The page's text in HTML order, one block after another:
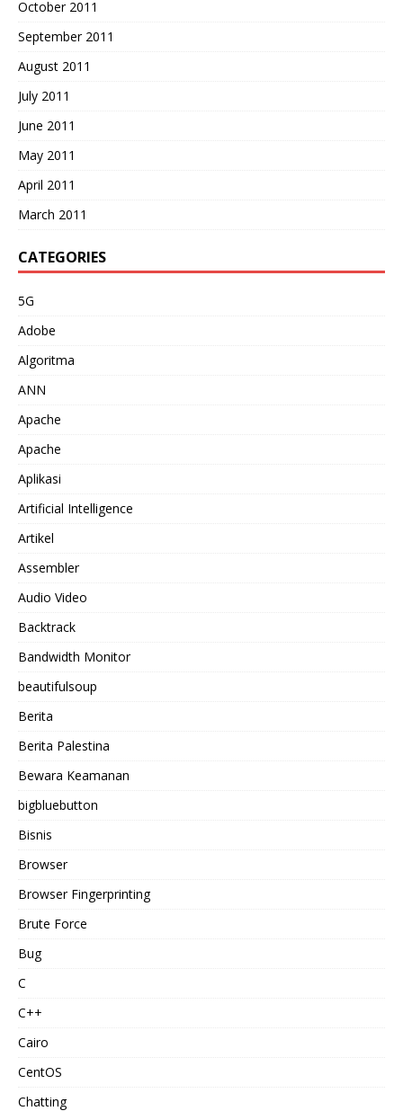
October 2011
September 2011
August 2011
July 2011
June 2011
May 2011
April 2011
March 2011
CATEGORIES
5G
Adobe
Algoritma
ANN
Apache
Apache
Aplikasi
Artificial Intelligence
Artikel
Assembler
Audio Video
Backtrack
Bandwidth Monitor
beautifulsoup
Berita
Berita Palestina
Bewara Keamanan
bigbluebutton
Bisnis
Browser
Browser Fingerprinting
Brute Force
Bug
C
C++
Cairo
CentOS
Chatting